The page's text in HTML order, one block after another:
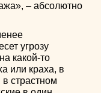
– абсолютно
угрозу
какой-то
или краха, в
страстном